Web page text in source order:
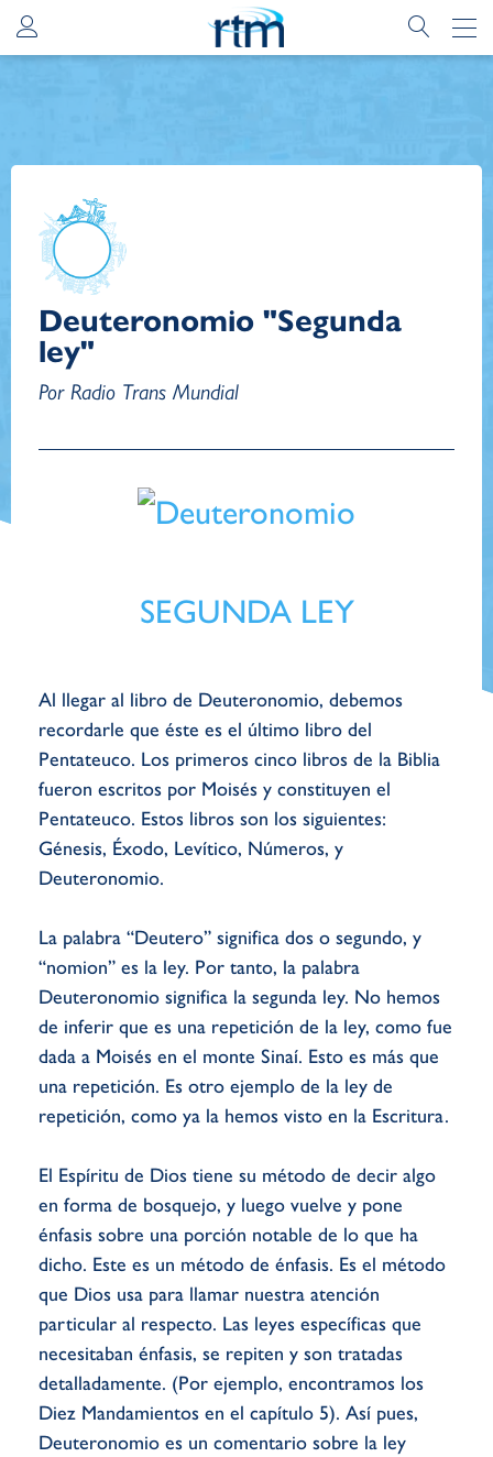
Deuteronomio "Segunda
ley"
Por Radio Trans Mundial
SEGUNDA LEY
Al llegar al libro de Deuteronomio, debemos
recordarle que éste es el último libro del
Pentateuco. Los primeros cinco libros de la Biblia
fueron escritos por Moisés y constituyen el
Pentateuco. Estos libros son los siguientes:
Génesis, Éxodo, Levítico, Números, y
Deuteronomio.
La palabra “Deutero” significa dos o segundo, y
“nomion” es la ley. Por tanto, la palabra
Deuteronomio significa la segunda ley. No hemos
de inferir que es una repetición de la ley, como fue
dada a Moisés en el monte Sinaí. Esto es más que
una repetición. Es otro ejemplo de la ley de
repetición, como ya la hemos visto en la Escritura.
El Espíritu de Dios tiene su método de decir algo
en forma de bosquejo, y luego vuelve y pone
énfasis sobre una porción notable de lo que ha
dicho. Este es un método de énfasis. Es el método
que Dios usa para llamar nuestra atención
particular al respecto. Las leyes específicas que
necesitaban énfasis, se repiten y son tratadas
detalladamente. (Por ejemplo, encontramos los
Diez Mandamientos en el capítulo 5). Así pues,
Deuteronomio es un comentario sobre la ley